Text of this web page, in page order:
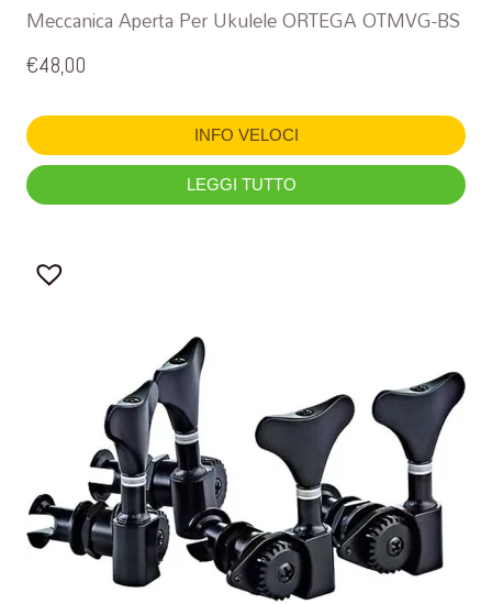
Meccanica Aperta Per Ukulele ORTEGA OTMVG-BS
€48,00
INFO VELOCI
LEGGI TUTTO